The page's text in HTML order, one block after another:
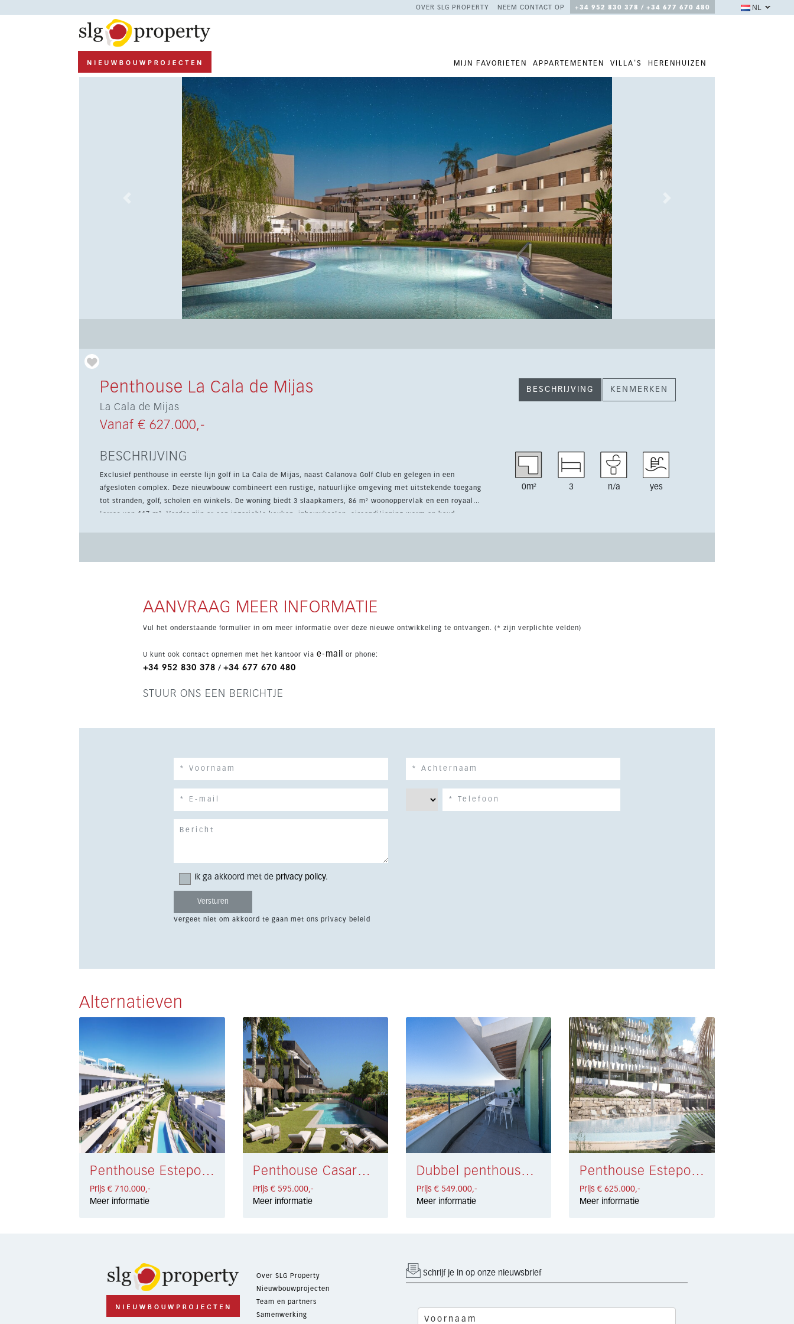
OVER SLG PROPERTY NEEM CONTACT OP +34 952 830 378 / +34 677 670 480
MIJN FAVORIETEN APPARTEMENTEN VILLA'S HERENHUIZEN
NL
Penthouse La Cala de Mijas
La Cala de Mijas
Vanaf € 627.000,-
BESCHRIJVING KENMERKEN
BESCHRIJVING
Exclusief penthouse in eerste lijn golf in La Cala de Mijas, naast Calanova Golf Club en gelegen in een
afgesloten complex. Deze nieuwbouw combineert een rustige, natuurlijke omgeving met uitstekende toegang
tot stranden, golf, scholen en winkels. De woning biedt 3 slaapkamers, 86 m² woonoppervlak en een royaal
terras van 117 m². Verder zijn er een ingerichte keuken, inbouwkasten, airconditioning warm en koud,
0m² 3 n/a yes
AANVRAAG MEER INFORMATIE
Vul het onderstaande formulier in om meer informatie over deze nieuwe ontwikkeling te ontvangen. (* zijn verplichte velden)
U kunt ook contact opnemen met het kantoor via e-mail or phone:
+34 952 830 378 / +34 677 670 480
STUUR ONS EEN BERICHTJE
Ik ga akkoord met de privacy policy.
Vergeet niet om akkoord te gaan met ons privacy beleid
Alternatieven
Penthouse Estepona € 710.000,-
Prijs € 710.000,-
Meer informatie
Penthouse Casares € 595.000,-
Prijs € 595.000,-
Meer informatie
Dubbel penthouse La Cala € 549.000,-
Prijs € 549.000,-
Meer informatie
Penthouse Estepona € 625.000,-
Prijs € 625.000,-
Meer informatie
Over SLG Property
Nieuwbouwprojecten
Team en partners
Samenwerking
Schrijf je in op onze nieuwsbrief